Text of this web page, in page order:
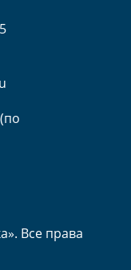
Все права